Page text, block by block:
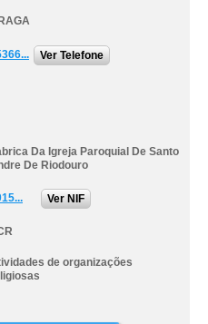
Ver Telefone
Da Igreja Paroquial De Santo
De Riodouro
Ver NIF
de organizações